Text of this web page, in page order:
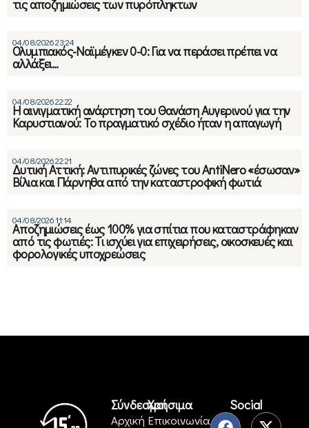
τις αποζημιώσεις των πυρόπληκτων
04/08/2026 23:24
Ολυμπιακός-Ναϊμέγκεν 0-0: Για να περάσει πρέπει να
αλλάξει…
04/08/2026 22:22
Η αινιγματική ανάρτηση του Θανάση Αυγερινού για την
Καρυστιανού: Το πραγματικό σχέδιο ήταν η απαγωγή
04/08/2026 22:21
Δυτική Αττική: Αντιπυρικές ζώνες του AntiNero «έσωσαν»
Βίλια και Πάρνηθα από την καταστροφική φωτιά
04/08/2026 11:14
Αποζημιώσεις έως 100% για σπίτια που καταστράφηκαν
από τις φωτιές: Τι ισχύει για επιχειρήσεις, οικοσκευές και
φορολογικές υποχρεώσεις
Σύνδεσμοι
Αρχική
Χρήσιμα
Επικοινωνία
Social